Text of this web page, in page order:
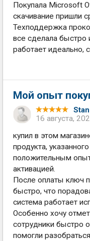
Покупала Microsoft
скачивание пришли
Техподдержка
все сделала
работает идеально,
Мой опыт
Stan
16 августа,
купил в этом
продукта,
положительным
активацией.
После оплаты ключ
быстро, что
система работает
Особенно хочу
сотрудники быстро
помогли